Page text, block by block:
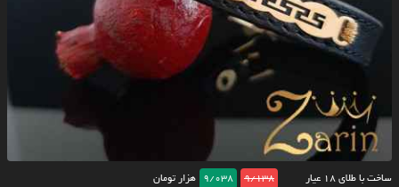
ساخت با طلای ۱۸ عیار 9/138
9/038 هزار تومان